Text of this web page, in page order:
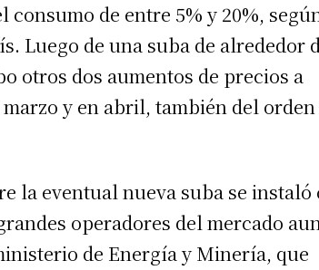
consumo de entre 5% y 20%,
Luego de una suba de alrededor
otros dos aumentos de precios a
y en abril, también del
la eventual nueva suba se instaló
operadores del mercado
de Energía y Minería, que